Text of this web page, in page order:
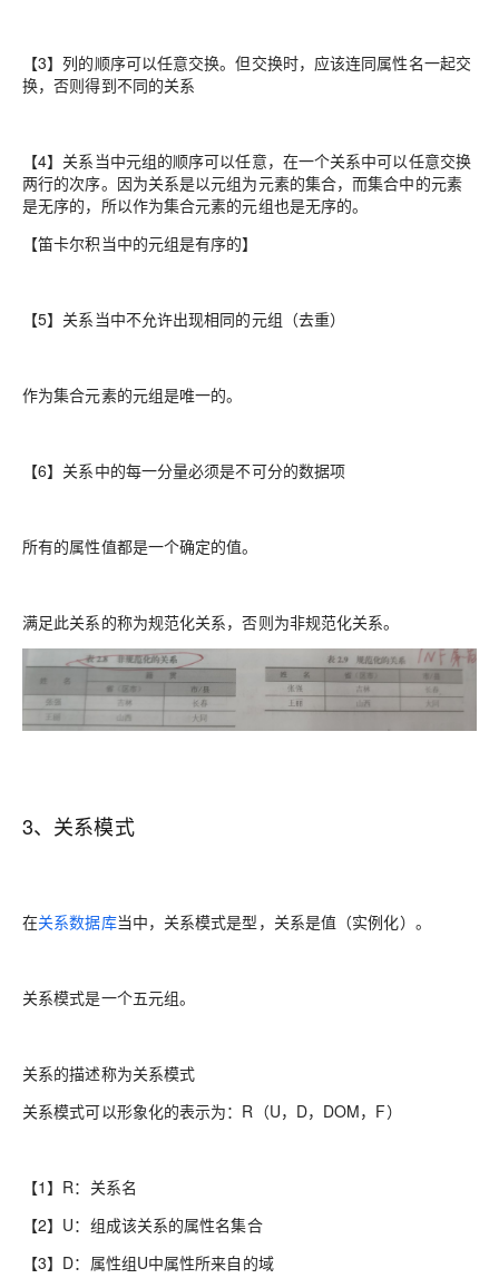
【3】列的顺序可以任意交换。但交换时，应该连同属性名一起交
换，否则得到不同的关系
【4】关系当中元组的顺序可以任意，在一个关系中可以任意交换
两行的次序。因为关系是以元组为元素的集合，而集合中的元素
是无序的，所以作为集合元素的元组也是无序的。
【笛卡尔积当中的元组是有序的】
【5】关系当中不允许出现相同的元组（去重）
作为集合元素的元组是唯一的。
【6】关系中的每一分量必须是不可分的数据项
所有的属性值都是一个确定的值。
满足此关系的称为规范化关系，否则为非规范化关系。
3、关系模式
在关系数据库当中，关系模式是型，关系是值（实例化）。
关系模式是一个五元组。
关系的描述称为关系模式
关系模式可以形象化的表示为：R（U，D，DOM，F）
【1】R：关系名
【2】U：组成该关系的属性名集合
【3】D：属性组U中属性所来自的域